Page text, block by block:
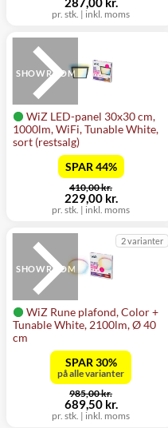
pr. stk. | inkl. moms
WiZ LED-panel 30x30 cm,
1000lm, WiFi, Tunable White,
sort (restsalg)
SHOWROOM
pr. stk. | inkl. moms
før
410,00 kr.
nu
229,00 kr.
SPAR 44%
WiZ Rune plafond, Color +
Tunable White, 2100lm, Ø 40
cm
2 varianter
SHOWROOM
pr. stk. | inkl. moms
før
985,00 kr.
nu
689,50 kr.
SPAR 30%
på alle varianter